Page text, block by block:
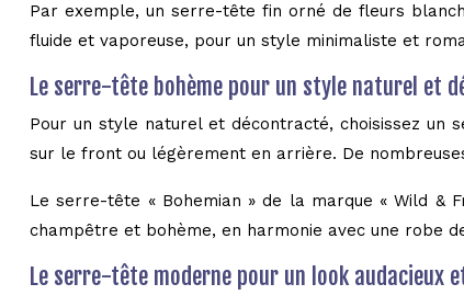
Par exemple, un serre-tête fin orné de fleurs
fluide et vaporeuse, pour un style minimaliste et
Le serre-tête bohème pour un style naturel et
Pour un style naturel et décontracté, choisissez un
sur le front ou légèrement en arrière. De
Le serre-tête « Bohemian » de la marque « Wild
champêtre et bohème, en harmonie avec une robe
Le serre-tête moderne pour un look audacieux